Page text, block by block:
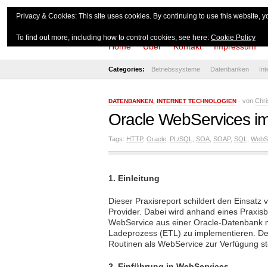
Home Über Kontakt Impressum
Categories: Betriebssysteme Datenbanken
DATENBANKEN INTERNET TECHNOLOGIEN - von
Oracle WebServices
Tags: HTTP, Oracle PL/SQL SOA SOAP, SQL
1. Einleitung
Dieser Praxisreport schildert den Einsatz
Provider. Dabei wird anhand eines
WebService aus einer Oracle-Datenbank
Ladeprozess (ETL) zu implementieren.
Routinen als WebService zur Verfügung
Privacy & Cookies: This site uses cookies. By continuing to use this website,
To find out more, including how to control cookies, see here: Cookie Policy